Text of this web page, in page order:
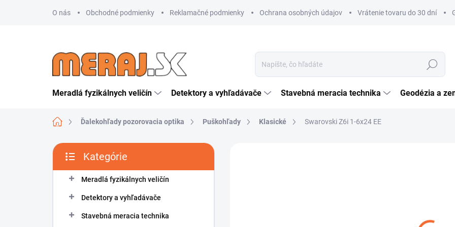
O nás Obchodné podmienky Reklamačné podmienky Ochrana osobných údajov Vrátenie tovaru do 30 dní
Hľadať
Meradlá fyzikálnych veličín Detektory a vyhľadávače Stavebná meracia technika Geodézia a
DomovĎalekohľady pozorovacia optika Puškohľady Klasické Swarovski Z6i 1-6x24 EE
B
č
kategórie
Kategórie
Meradlá fyzikálnych veličín
Detektory a vyhľadávače
Stavebná meracia technika